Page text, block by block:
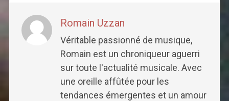
Romain Uzzan
Véritable passionné de musique,
Romain est un chroniqueur aguerri
sur toute l'actualité musicale. Avec
une oreille affûtée pour les
tendances émergentes et un amour